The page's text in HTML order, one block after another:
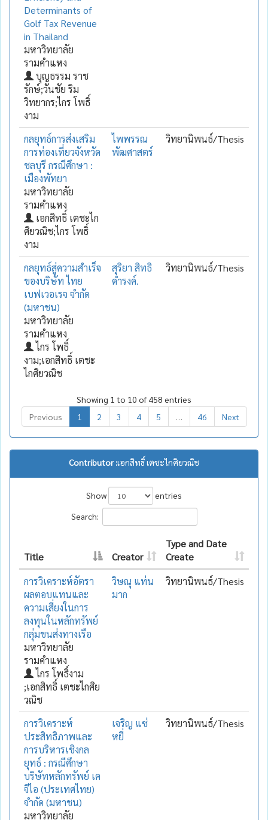
Determinants of
Golf Tax Revenue
in Thailand
มหาวิทยาลัย
รามคำแหง
บุญธรรม ราช
รักษ์;วันชัย ริม
วิทยากร;ไกร โพธิ์
งาม
กลยุทธ์การส่งเสริม
การท่องเที่ยวจังหวัด
ชลบุรี กรณีศึกษา :
เมืองพัทยา
มหาวิทยาลัย
รามคำแหง
เอกสิทธิ์ เตชะไก
ศิยวณิช;ไกร โพธิ์
งาม
ไพพรรณ
พัฒศาสตร์
วิทยานิพนธ์/Thesis
กลยุทธ์สู่ความสำเร็จ
ของบริษัท ไทย
เบฟเวอเรจ จำกัด
(มหาชน)
มหาวิทยาลัย
รามคำแหง
ไกร โพธิ์
งาม;เอกสิทธิ์ เตชะ
ไกศิยวณิช
สุริยา สิทธิ
ดำรงค์.
วิทยานิพนธ์/Thesis
Showing 1 to 10 of 458 entries
Previous
1 2 3 4 5 46 Next
Contributor :เอกสิทธิ์ เตชะไกศิยวณิช
Show
entries
Search:
Title Creator
Type and Date
Create
การวิเคราะห์อัตรา
ผลตอบแทนและ
ความเสี่ยงในการ
ลงทุนในหลักทรัพย์
กลุ่มขนส่งทางเรือ
มหาวิทยาลัย
รามคำแหง
ไกร โพธิ์งาม
;เอกสิทธิ์ เตชะไกศิย
วณิช
วิษณุ แท่น
มาก
วิทยานิพนธ์/Thesis
การวิเคราะห์
ประสิทธิภาพและ
การบริหารเชิงกล
ยุทธ์ : กรณีศึกษา
บริษัทหลักทรัพย์ เค
จีไอ (ประเทศไทย)
จำกัด (มหาชน)
มหาวิทยาลัย
เจริญ แซ่
หยี่
วิทยานิพนธ์/Thesis